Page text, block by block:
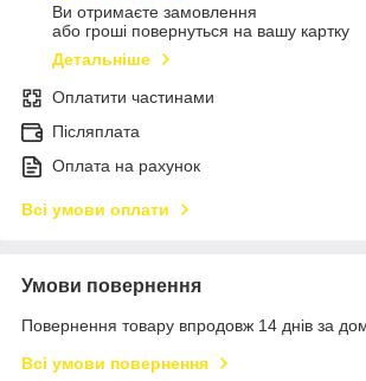
Ви отримаєте замовлення
або гроші повернуться на вашу картку
Детальніше
Оплатити частинами
Післяплата
Оплата на рахунок
Всі умови оплати
Умови повернення
Повернення товару впродовж 14 днів за
Всі умови повернення